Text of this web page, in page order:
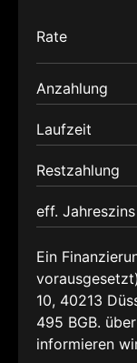
Rate
Anzahlung
Laufzeit
Restzahlung
eff. Jahreszins
Ein
10, 40213
495 BGB.
informieren